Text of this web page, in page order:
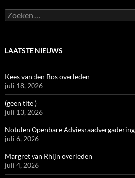
Zoeken
naar:
LAATSTE NIEUWS
Kees van den Bos overleden
juli 18, 2026
(geen titel)
juli 13, 2026
Notulen Openbare Adviesraadvergadering
juli 6, 2026
Margret van Rhijn overleden
juli 4, 2026